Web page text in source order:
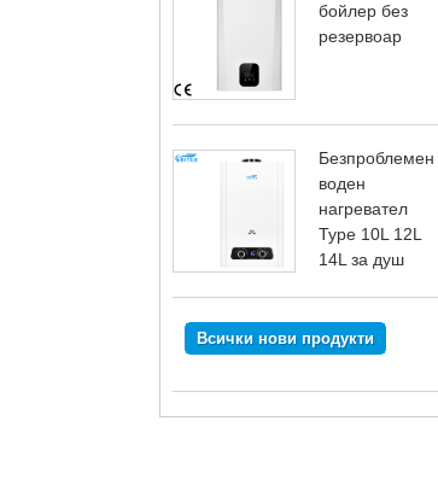
бойлер без
резервоар
Безпроблемен
воден
нагревател
Type 10L 12L
14L за душ
Всички нови продукти